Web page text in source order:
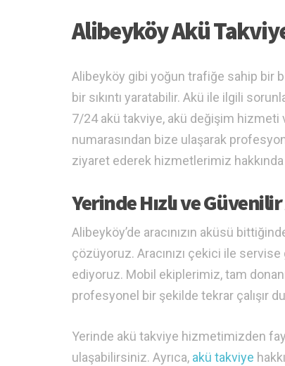
Alibeyköy Akü
Alibeyköy gibi yoğun trafiğe sahip bir
bir sıkıntı yaratabilir. Akü ile ilgili
7/24 akü takviye, akü değişim hizmeti
numarasından bize ulaşarak
ziyaret ederek hizmetlerimiz
Yerinde Hızlı ve
Alibeyköy’de aracınızın aküsü
çözüyoruz. Aracınızı çekici ile
ediyoruz. Mobil ekiplerimiz, tam
profesyonel bir şekilde tekrar çalışır
Yerinde akü takviye hizmetimizden
ulaşabilirsiniz. Ayrıca, akü takviye